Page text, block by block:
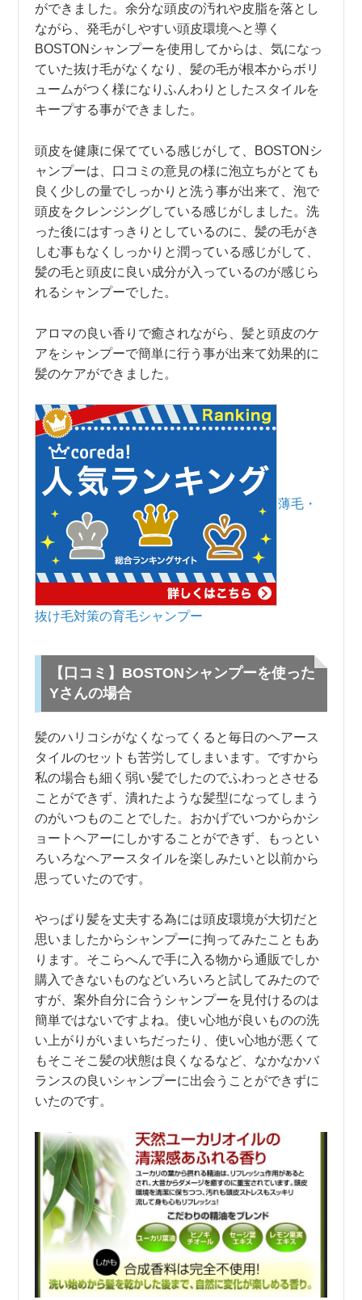
ができました。余分な頭皮の汚れや皮脂を落とし
ながら、発毛がしやすい頭皮環境へと導く
BOSTONシャンプーを使用してからは、気になっ
ていた抜け毛がなくなり、髪の毛が根本からボリ
ュームがつく様になりふんわりとしたスタイルを
キープする事ができました。
頭皮を健康に保てている感じがして、BOSTONシ
ャンプーは、口コミの意見の様に泡立ちがとても
良く少しの量でしっかりと洗う事が出来て、泡で
頭皮をクレンジングしている感じがしました。洗
った後にはすっきりとしているのに、髪の毛がき
しむ事もなくしっかりと潤っている感じがして、
髪の毛と頭皮に良い成分が入っているのが感じら
れるシャンプーでした。
アロマの良い香りで癒されながら、髪と頭皮のケ
アをシャンプーで簡単に行う事が出来て効果的に
髪のケアができました。
薄毛・
抜け毛対策の育毛シャンプー
【口コミ】BOSTONシャンプーを使った
Yさんの場合
髪のハリコシがなくなってくると毎日のヘアース
タイルのセットも苦労してしまいます。ですから
私の場合も細く弱い髪でしたのでふわっとさせる
ことができず、潰れたような髪型になってしまう
のがいつものことでした。おかげでいつからかシ
ョートヘアーにしかすることができず、もっとい
ろいろなヘアースタイルを楽しみたいと以前から
思っていたのです。
やっぱり髪を丈夫する為には頭皮環境が大切だと
思いましたからシャンプーに拘ってみたこともあ
ります。そこらへんで手に入る物から通販でしか
購入できないものなどいろいろと試してみたので
すが、案外自分に合うシャンプーを見付けるのは
簡単ではないですよね。使い心地が良いものの洗
い上がりがいまいちだったり、使い心地が悪くて
もそこそこ髪の状態は良くなるなど、なかなかバ
ランスの良いシャンプーに出会うことができずに
いたのです。